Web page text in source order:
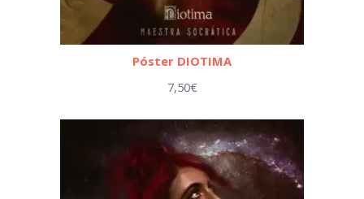
Póster DIOTIMA
7,50€